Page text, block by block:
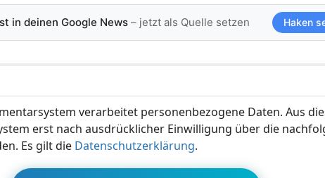
in deinen Google News– jetzt als Quelle setzen Haken
verarbeitet personenbezogene Daten. Aus
erst nach ausdrücklicher Einwilligung über die
Es gilt die Datenschutzerklärung.